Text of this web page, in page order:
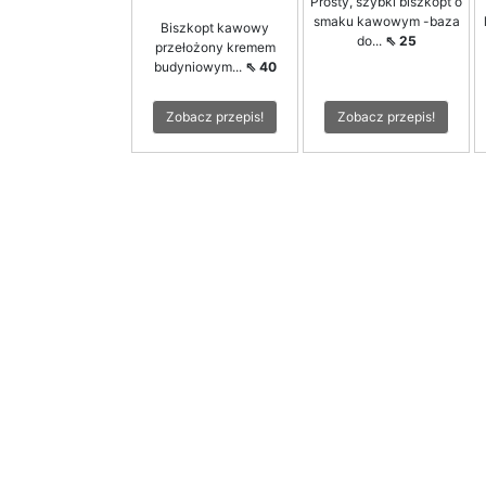
Biszkopt kawowy
przełożony kremem
budyniowym... ⇖ 40
Zobacz przepis!
smaku kawowym -baza
do... ⇖ 25
Zobacz przepis!